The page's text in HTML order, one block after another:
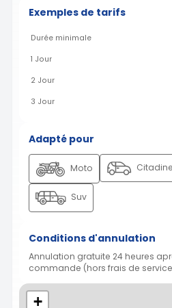
Exemples de tarifs
Durée minimale
1 Jour
2 Jour
3 Jour
Adapté pour
Moto Citadine
Suv
Conditions d'annulation
Annulation gratuite 24 heures
commande (hors frais de
+